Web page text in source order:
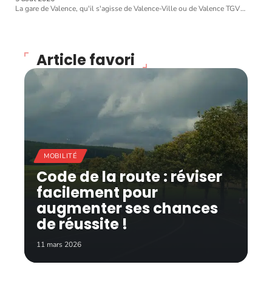
La gare de Valence, qu'il s'agisse de Valence-Ville ou de Valence TGV…
Article favori
MOBILITÉ
Code de la route : réviser
facilement pour
augmenter ses chances
de réussite !
11 mars 2026